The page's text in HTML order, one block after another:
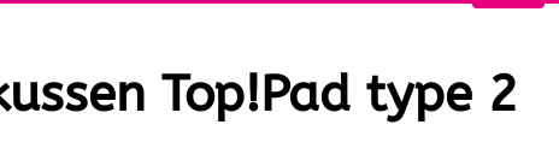
Top!Pad type 2